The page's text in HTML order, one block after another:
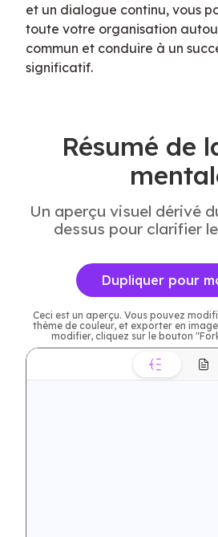
et un dialogue continu, vous
toute votre organisation
commun et conduire à un
significatif.
Résumé de
Un aperçu visuel dérivé
dessus pour clarifier
Dupliquer pour
Ceci est un aperçu. Vous pouvez
thème de couleur, et exporter en
modifier, cliquez sur le bouton